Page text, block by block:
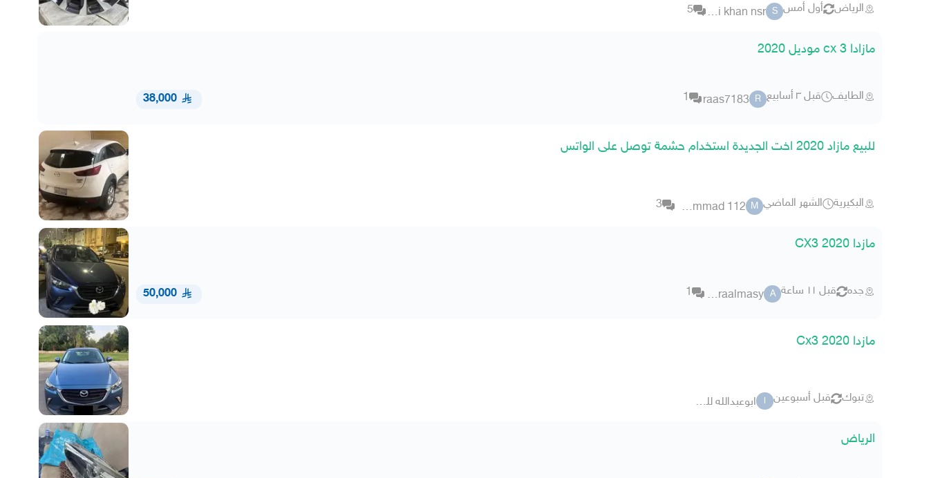
الرياض أول أمس S
sami khan nsr
5
مازادا cx 3 موديل 2020
الطايف قبل ٣ أسابيع R
raas7183
1
38,000
للبيع مازاد 2020 اخت الجديدة استخدام حشمة توصل على الواتس
البكيرية الشهر الماضي M
mhammad 112
3
مازدا 2020 CX3
جده قبل ١١ ساعة A
amiraalmasy
1
50,000
مازدا Cx3 2020
تبوك قبل أسبوعين ا ابوعبدالله للسيارات
الرياض